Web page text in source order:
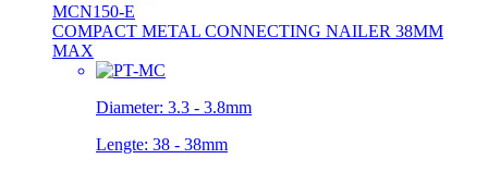
MCN150-E
COMPACT METAL CONNECTING NAILER 38MM
MAX
Diameter: 3.3 - 3.8mm
Lengte: 38 - 38mm